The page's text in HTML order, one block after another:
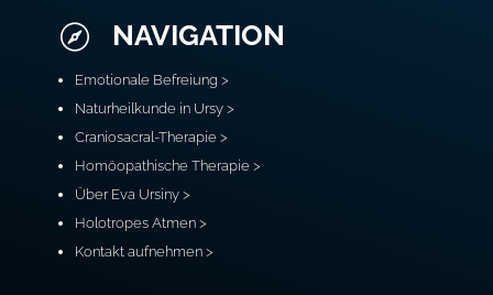
 NAVIGATION
Emotionale Befreiung >
Naturheilkunde in Ursy >
Craniosacral-Therapie >
Homöopathische Therapie >
Über Eva Ursiny >
Holotropes Atmen >
Kontakt aufnehmen >